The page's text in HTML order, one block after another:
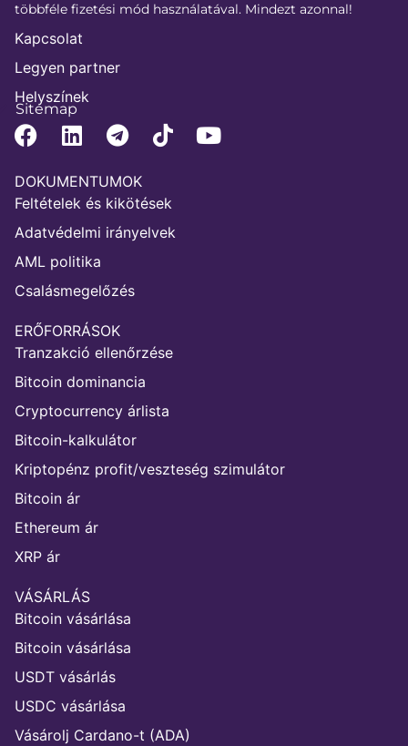
többféle fizetési mód használatával. Mindezt azonnal!
Kapcsolat
Legyen partner
Helyszínek
Sitemap
DOKUMENTUMOK
Feltételek és kikötések
Adatvédelmi irányelvek
AML politika
Csalásmegelőzés
ERŐFORRÁSOK
Tranzakció ellenőrzése
Bitcoin dominancia
Cryptocurrency árlista
Bitcoin-kalkulátor
Kriptopénz profit/veszteség szimulátor
Bitcoin ár
Ethereum ár
XRP ár
VÁSÁRLÁS
Bitcoin vásárlása
Bitcoin vásárlása
USDT vásárlás
USDC vásárlása
Vásárolj Cardano-t (ADA)